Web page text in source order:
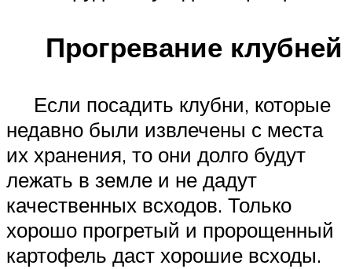
Прогревание клубней
Если посадить клубни, которые
недавно были извлечены с места
их хранения, то они долго будут
лежать в земле и не дадут
качественных всходов. Только
хорошо прогретый и пророщенный
картофель даст хорошие всходы.